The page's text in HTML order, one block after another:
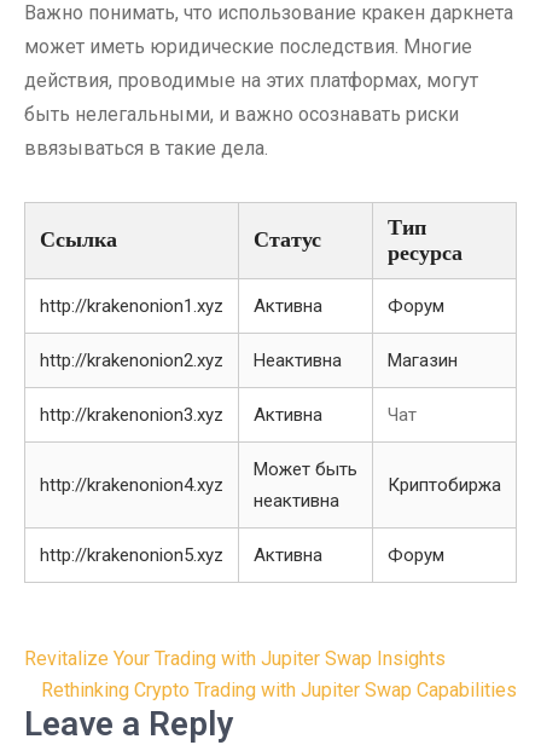
Важно понимать, что использование кракен даркнета
может иметь юридические последствия. Многие
действия, проводимые на этих платформах, могут
быть нелегальными, и важно осознавать риски
ввязываться в такие дела.
Ссылка Статус
Тип
ресурса
http://krakenonion1.xyz Активна Форум
http://krakenonion2.xyz Неактивна Магазин
http://krakenonion3.xyz Активна Чат
http://krakenonion4.xyz
Может быть
неактивна
Криптобиржа
http://krakenonion5.xyz Активна Форум
Post
navigation
Revitalize Your Trading with Jupiter Swap Insights
Rethinking Crypto Trading with Jupiter Swap Capabilities
Leave a Reply